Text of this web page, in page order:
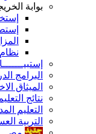
بوابة
البرامج
الميثاق
نتائج
التعليم
التربية